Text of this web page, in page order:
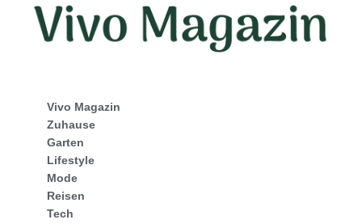
Vivo Magazin
Zuhause
Garten
Lifestyle
Mode
Reisen
Tech